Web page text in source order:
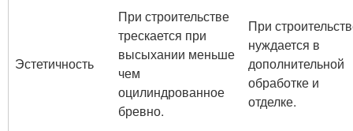
Эстетичность
При строительстве
трескается при
высыхании меньше
чем
оцилиндрованное
бревно.
При
нуждается в
дополнительной
обработке и
отделке.